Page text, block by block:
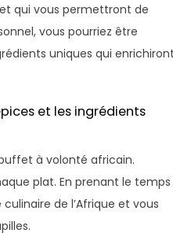
qui vous permettront de
vous pourriez être
uniques qui enrichiront
et les ingrédients
à volonté africain.
plat. En prenant le temps
de l’Afrique et vous